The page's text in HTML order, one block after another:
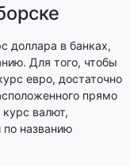
доллара в банках,
Для того, чтобы
евро, достаточно
прямо
валют,
названию